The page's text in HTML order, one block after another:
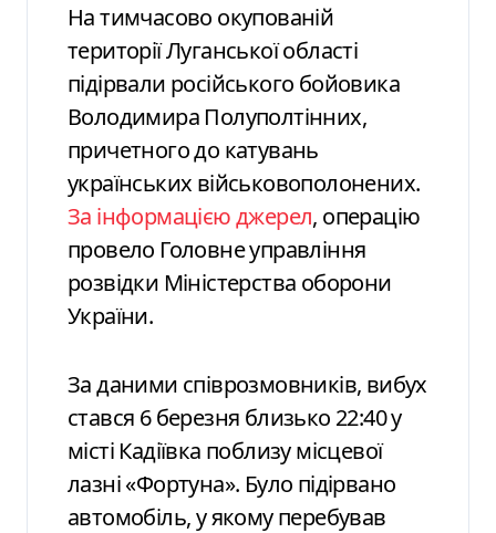
На тимчасово окупованій
території Луганської області
підірвали російського бойовика
Володимира Полуполтінних,
причетного до катувань
українських військовополонених.
За інформацією джерел, операцію
провело Головне управління
розвідки Міністерства оборони
України.
За даними співрозмовників, вибух
стався 6 березня близько 22:40 у
місті Кадіївка поблизу місцевої
лазні «Фортуна». Було підірвано
автомобіль, у якому перебував